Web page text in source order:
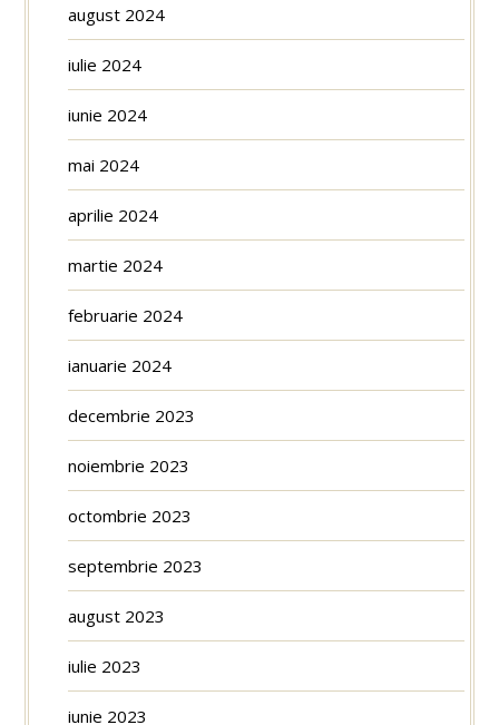
august 2024
iulie 2024
iunie 2024
mai 2024
aprilie 2024
martie 2024
februarie 2024
ianuarie 2024
decembrie 2023
noiembrie 2023
octombrie 2023
septembrie 2023
august 2023
iulie 2023
iunie 2023